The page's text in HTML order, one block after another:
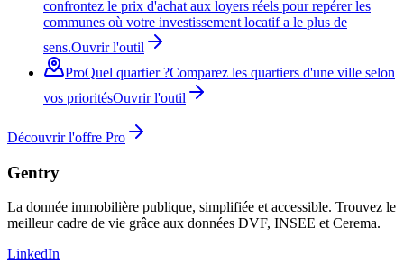
confrontez le prix d'achat aux loyers réels pour repérer les
communes où votre investissement locatif a le plus de
sens.Ouvrir l'outil
ProQuel quartier ?Comparez les quartiers d'une ville selon
vos prioritésOuvrir l'outil
Découvrir l'offre Pro
Gentry
La donnée immobilière publique, simplifiée et accessible. Trouvez le
meilleur cadre de vie grâce aux données DVF, INSEE et Cerema.
LinkedIn